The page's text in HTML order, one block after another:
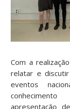
Com a
relatar e
eventos
apresentação